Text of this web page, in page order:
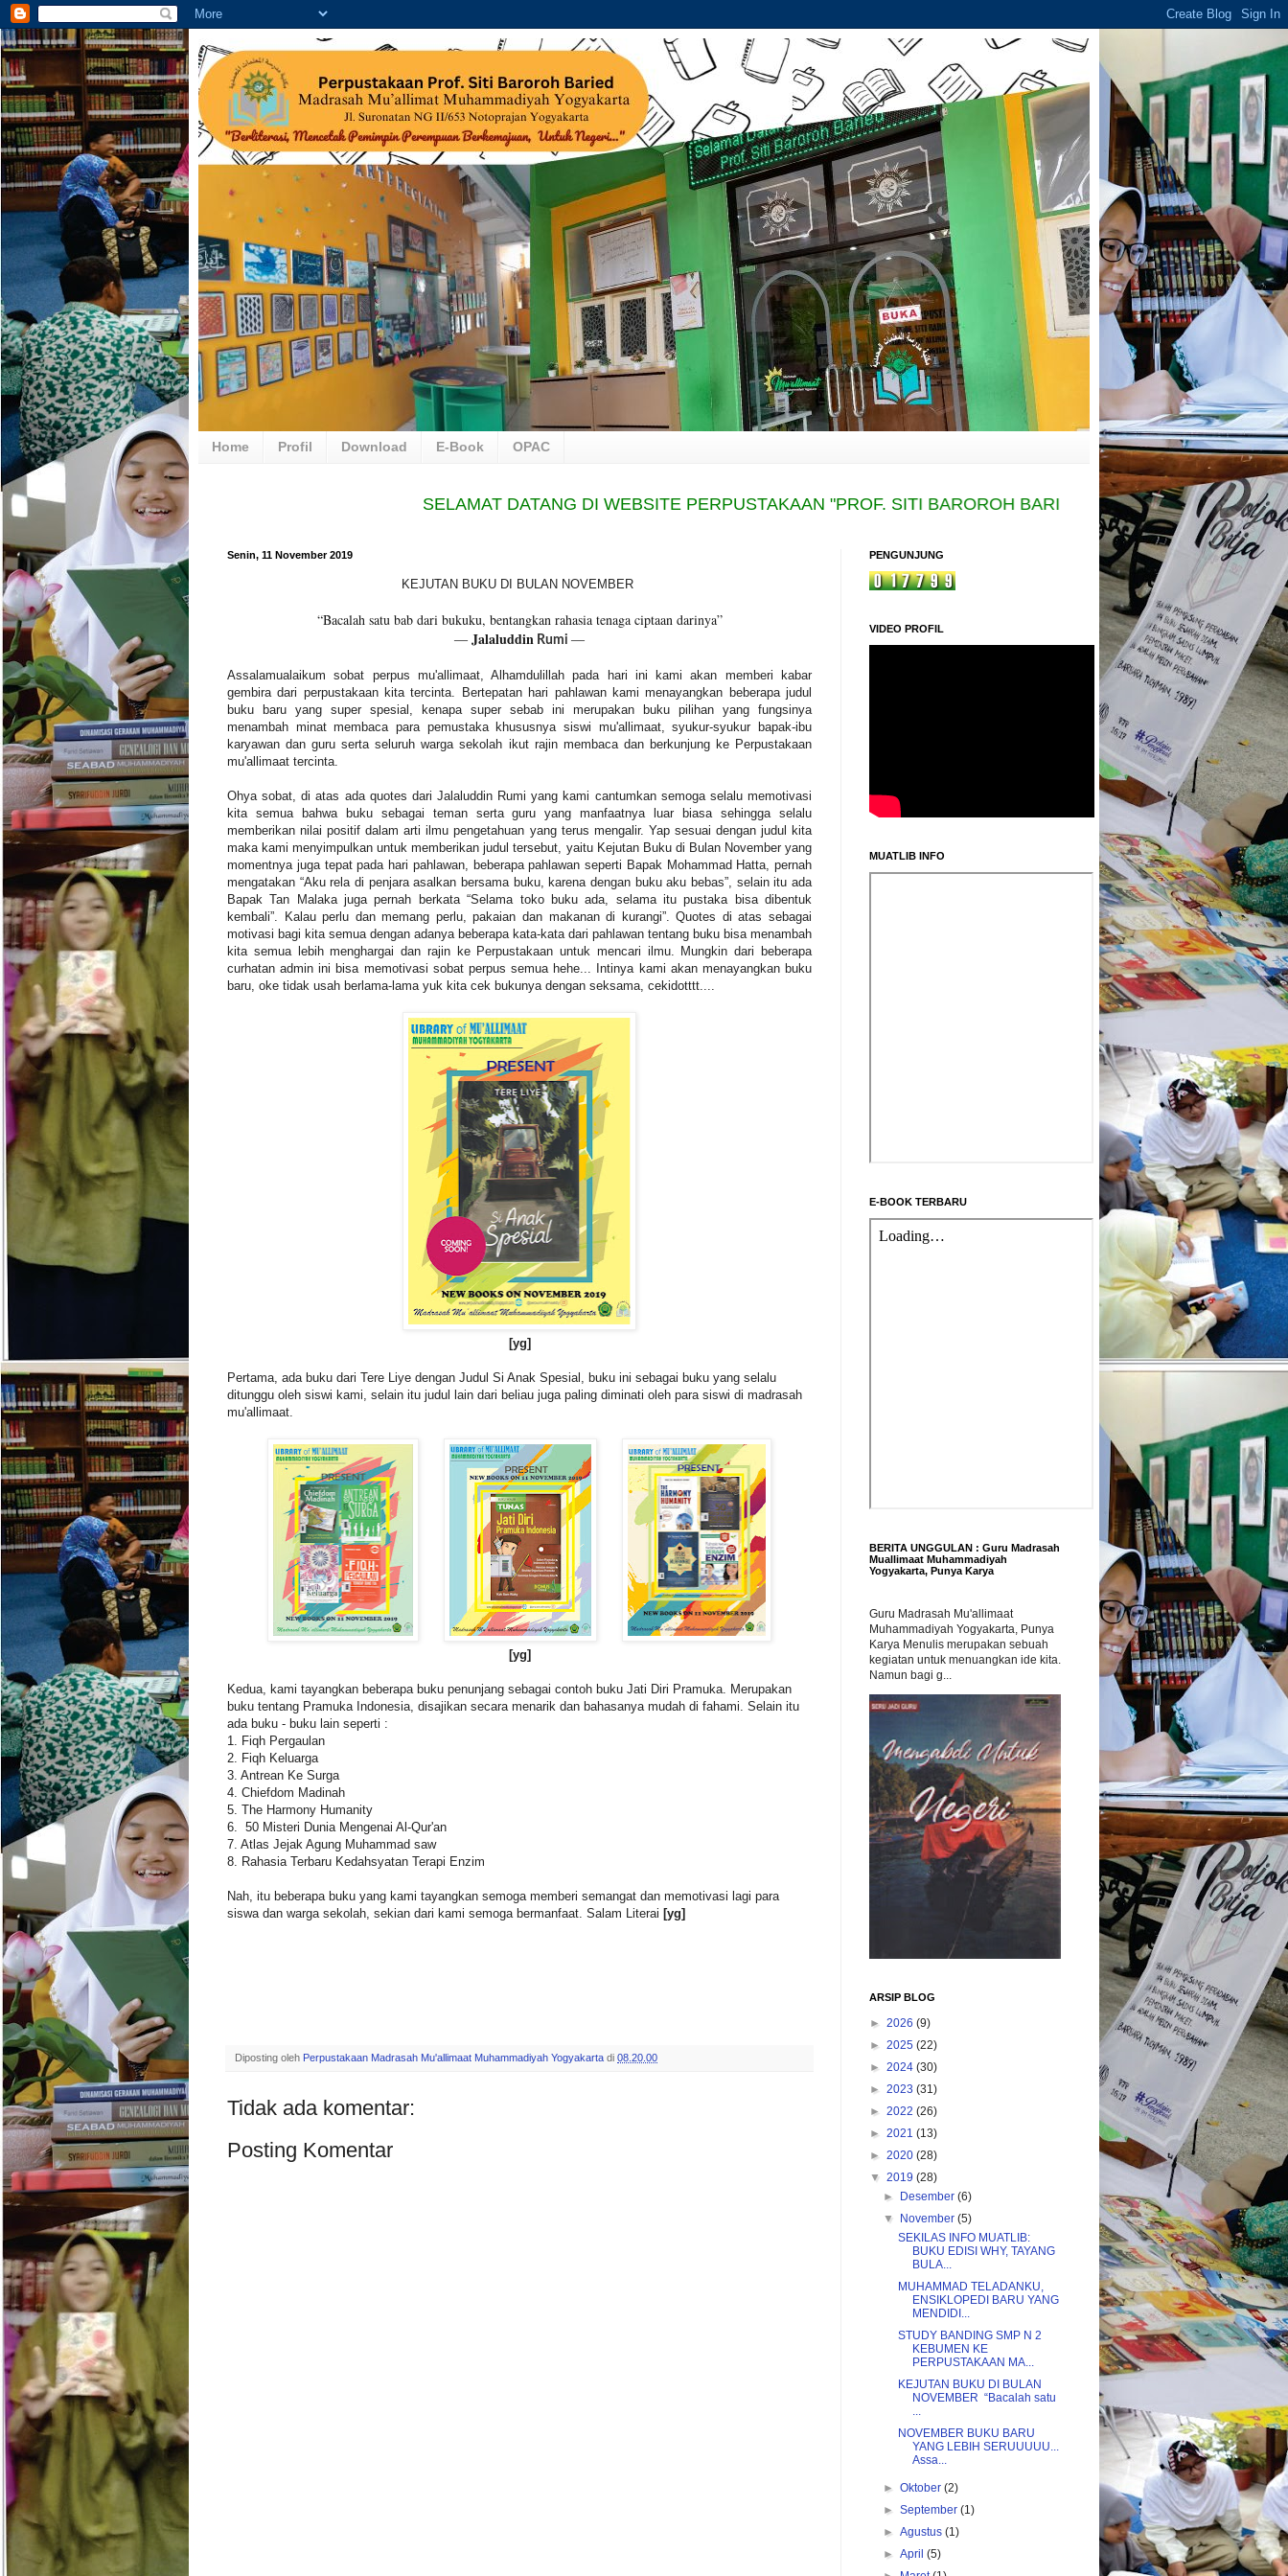
Home Profil Download E-Book OPAC
SELAMAT DATANG DI WEBSITE PERPUSTAKAAN "PROF. SITI BAROROH BARIED" MADRASAH
Senin, 11 November 2019
KEJUTAN BUKU DI BULAN NOVEMBER
“Bacalah satu bab dari bukuku, bentangkan rahasia tenaga ciptaan darinya”
― Jalaluddin Rumi ―
Assalamualaikum sobat perpus mu'allimaat, Alhamdulillah pada hari ini kami akan memberi kabar
gembira dari perpustakaan kita tercinta. Bertepatan hari pahlawan kami menayangkan beberapa judul
buku baru yang super spesial, kenapa super sebab ini merupakan buku pilihan yang fungsinya
menambah minat membaca para pemustaka khususnya siswi mu'allimaat, syukur-syukur bapak-ibu
karyawan dan guru serta seluruh warga sekolah ikut rajin membaca dan berkunjung ke Perpustakaan
mu'allimaat tercinta.
Ohya sobat, di atas ada quotes dari Jalaluddin Rumi yang kami cantumkan semoga selalu memotivasi
kita semua bahwa buku sebagai teman serta guru yang manfaatnya luar biasa sehingga selalu
memberikan nilai positif dalam arti ilmu pengetahuan yang terus mengalir. Yap sesuai dengan judul kita
maka kami menyimpulkan untuk memberikan judul tersebut, yaitu Kejutan Buku di Bulan November yang
momentnya juga tepat pada hari pahlawan, beberapa pahlawan seperti Bapak Mohammad Hatta, pernah
mengatakan “Aku rela di penjara asalkan bersama buku, karena dengan buku aku bebas”, selain itu ada
Bapak Tan Malaka juga pernah berkata “Selama toko buku ada, selama itu pustaka bisa dibentuk
kembali”. Kalau perlu dan memang perlu, pakaian dan makanan di kurangi”. Quotes di atas sebagai
motivasi bagi kita semua dengan adanya beberapa kata-kata dari pahlawan tentang buku bisa menambah
kita semua lebih menghargai dan rajin ke Perpustakaan untuk mencari ilmu. Mungkin dari beberapa
curhatan admin ini bisa memotivasi sobat perpus semua hehe... Intinya kami akan menayangkan buku
baru, oke tidak usah berlama-lama yuk kita cek bukunya dengan seksama, cekidotttt....
[yg]
Pertama, ada buku dari Tere Liye dengan Judul Si Anak Spesial, buku ini sebagai buku yang selalu
ditunggu oleh siswi kami, selain itu judul lain dari beliau juga paling diminati oleh para siswi di madrasah
mu'allimaat.
[yg]
Kedua, kami tayangkan beberapa buku penunjang sebagai contoh buku Jati Diri Pramuka. Merupakan
buku tentang Pramuka Indonesia, disajikan secara menarik dan bahasanya mudah di fahami. Selain itu
ada buku - buku lain seperti :
1. Fiqh Pergaulan
2. Fiqh Keluarga
3. Antrean Ke Surga
4. Chiefdom Madinah
5. The Harmony Humanity
6. 50 Misteri Dunia Mengenai Al-Qur'an
7. Atlas Jejak Agung Muhammad saw
8. Rahasia Terbaru Kedahsyatan Terapi Enzim
Nah, itu beberapa buku yang kami tayangkan semoga memberi semangat dan memotivasi lagi para
siswa dan warga sekolah, sekian dari kami semoga bermanfaat. Salam Literai [yg]
Diposting oleh Perpustakaan Madrasah Mu'allimaat Muhammadiyah Yogyakarta di 08.20.00
Tidak ada komentar:
Posting Komentar
PENGUNJUNG
VIDEO PROFIL
MUATLIB INFO
E-BOOK TERBARU
BERITA UNGGULAN : Guru Madrasah
Muallimaat Muhammadiyah
Yogyakarta, Punya Karya
Guru Madrasah Mu'allimaat
Muhammadiyah Yogyakarta, Punya
Karya Menulis merupakan sebuah
kegiatan untuk menuangkan ide kita.
Namun bagi g...
ARSIP BLOG
► 2026 (9)
► 2025 (22)
► 2024 (30)
► 2023 (31)
► 2022 (26)
► 2021 (13)
► 2020 (28)
▼ 2019 (28)
►
Desember(6)
▼
November(5)
SEKILAS INFO MUATLIB:
BUKU EDISI WHY, TAYANG
BULA...
MUHAMMAD TELADANKU,
ENSIKLOPEDI BARU YANG
MENDIDI...
STUDY BANDING SMP N 2
KEBUMEN KE
PERPUSTAKAAN MA...
KEJUTAN BUKU DI BULAN
NOVEMBER “Bacalah satu
...
NOVEMBER BUKU BARU
YANG LEBIH SERUUUUU...
Assa...
►Oktober(2)
►September(1)
►Agustus(1)
►April(5)